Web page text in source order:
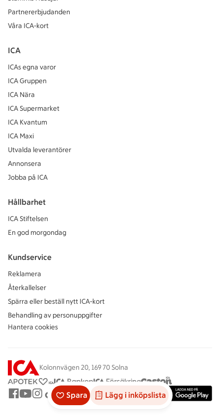
Spara Lägg i inköpslista
Partnererbjudanden
Våra ICA-kort
ICA
ICAs egna varor
ICA Gruppen
ICA Nära
ICA Supermarket
ICA Kvantum
ICA Maxi
Utvalda leverantörer
Annonsera
Jobba på ICA
Hållbarhet
ICA Stiftelsen
En god morgondag
Kundservice
Reklamera
Återkallelser
Spärra eller beställ nytt ICA-kort
Behandling av personuppgifter
Hantera cookies
Kolonnvägen 20, 169 70 Solna